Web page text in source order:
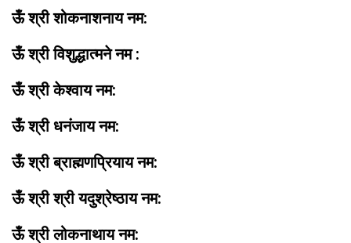
ऊँ श्री शोकनाशनाय नम:
ऊँ श्री विशुद्धात्मने नम :
ऊँ श्री केश्वाय नम:
ऊँ श्री धनंजाय नम:
ऊँ श्री ब्राह्मणप्रियाय नम:
ऊँ श्री श्री यदुश्रेष्ठाय नम:
ऊँ श्री लोकनाथाय नम: